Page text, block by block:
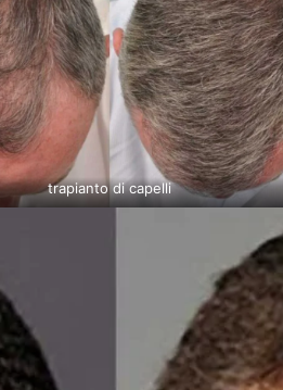
trapianto di capelli